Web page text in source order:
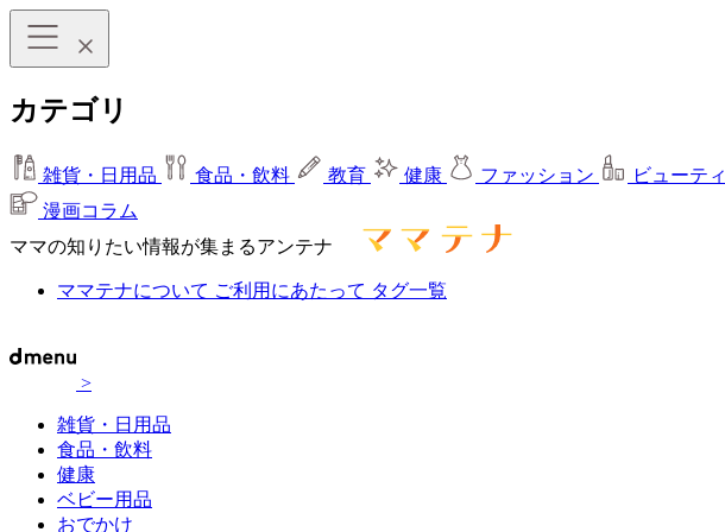
カテゴリ
雑貨・日用品 食品・飲料 教育 健康 ファッション ビューティ
漫画コラム
ママの知りたい情報が集まるアンテナ
ママテナについて ご利用にあたって タグ一覧
>
雑貨・日用品
食品・飲料
健康
ベビー用品
おでかけ